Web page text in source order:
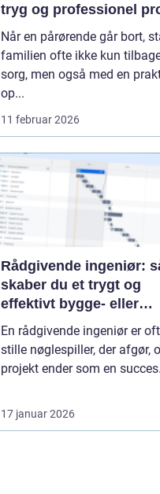
tryg og professionel
Når en pårørende går bort,
familien ofte ikke kun
sorg, men også med en
op...
11 februar 2026
Rådgivende ingeniør:
skaber du et trygt og
effektivt bygge- eller
maskinprojekt
En rådgivende ingeniør er
stille nøglespiller, der afgør,
projekt ender som en
17 januar 2026